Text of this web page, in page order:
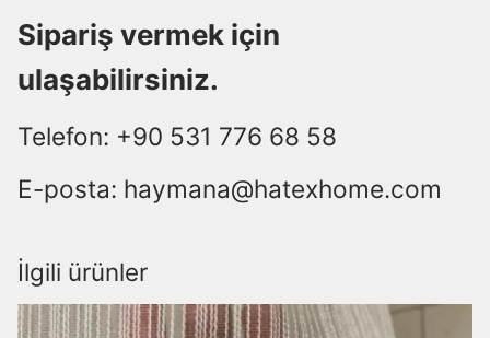
Sipariş vermek için
ulaşabilirsiniz.
Telefon: +90 531 776 68 58
E-posta: haymana@hatexhome.com
İlgili ürünler